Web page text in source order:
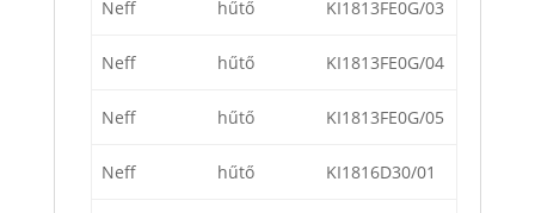
Neff hűtő KI1813FE0G/03
Neff hűtő KI1813FE0G/04
Neff hűtő KI1813FE0G/05
Neff hűtő KI1816D30/01